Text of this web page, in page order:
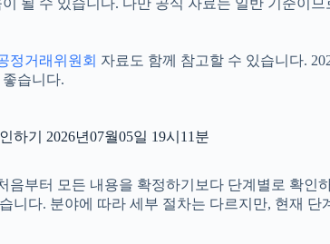
정거래위원회 자료도 함께 참고할 수 있습니다.
습니다.
하기 2026년07월05일 19시11분
부터 모든 내용을 확정하기보다 단계별로 확인
니다. 분야에 따라 세부 절차는 다르지만, 현재